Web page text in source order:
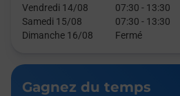
Vendredi 14/08
07:30 - 13:30
Samedi 15/08
07:30 - 13:30
Dimanche 16/08
Fermé
Gagnez du temps